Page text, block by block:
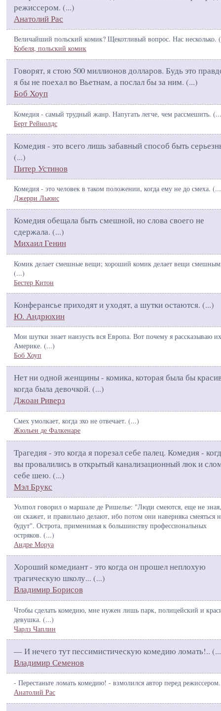
режиссером. (...)
Анатолий Рас
Величайший польский комик? Щекотливый вопрос. Нас несколько. (
Кобеля, польский комик
Говорят, я стою 500 миллионов долларов. Будь это
я бы не поехал во Вьетнам, а послал бы за ним. (...)
Боб Хоуп
Комедия - самый трудный жанр. Напугать легче, чем рассмешить. (...
Берт Рейнолдс
Комедия - это всего лишь забавный способ быть
(...)
Питер Устинов
Комедия - это человек в таком положении, когда ему не до смеха. (...
Джерри Льюис
Комедия обещала быть смешной, но слова своего не
сдержала. (...)
Михаил Генин
Комик делает смешные вещи; хороший комик делает вещи
(...)
Бестер Китон
Конферансье приходят и уходят, а шутки остаются. (...)
Ю. Андрюхин
Мои шутки знает наизусть вся Европа. Вот почему я рассказываю
Америке. (...)
Боб Хоуп
Нет ни одной женщины - комика, которая была бы
когда была девочкой. (...)
Джоан Риверз
Смех умолкает, когда эхо не отвечает. (...)
Жюльен де Фалкенаре
Трагедия - это когда я порезал себе палец. Комедия -
вы провалились в открытый канализационный люк и
себе шею. (...)
Мэл Брукс
Уолпол говорил о маршале де Ришелье: "Люди смеются, еще не
он скажет, и правильно делают, ибо потом они наверняка смеяться
будут". Острота, применимая к большинству профессиональных
остряков. (...)
Андре Моруа
Хороший комедиант - это когда он прошел неплохую
трагическую школу... (...)
Владимир Борисов
Чтобы сделать комедию, мне нужен лишь парк, полицейский и
девушка. (...)
Чарлз Чаплин
— И нечего тут пессимистическую комедию ломать!.. (...
Владимир Семенов
- Перестаньте ломать комедию! - взмолился автор перед
Анатолий Рас